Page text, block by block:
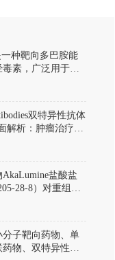
种靶向多巴胺能
素，广泛用于构
在，可触发线粒
元凋亡。其经典应
损毁中脑黑质致密
经元，从而可靠模
心病理与行为表
双特异性抗体
解析：肿瘤治疗的
盐酸盐
28-8）对重组萤
μM；其近红外
异的组织穿透能
成像信噪比，从而
模型中极低给药剂
分子靶向药物、单
物、双特异性抗